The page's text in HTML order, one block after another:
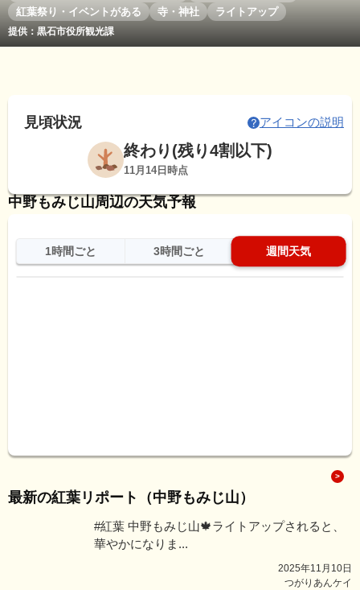
紅葉祭り・イベントがある
寺・神社 ライトアップ
提供：黒石市役所観光課
見頃状況 アイコンの説明
終わり(残り4割以下)
11月14日時点
中野もみじ山周辺の天気予報
1時間ごと 3時間ごと 週間天気
最新の紅葉リポート（中野もみじ山）
#紅葉 中野もみじ山🍁ライトアップされると、
華やかになりま...
2025年11月10日
つがりあんケイ